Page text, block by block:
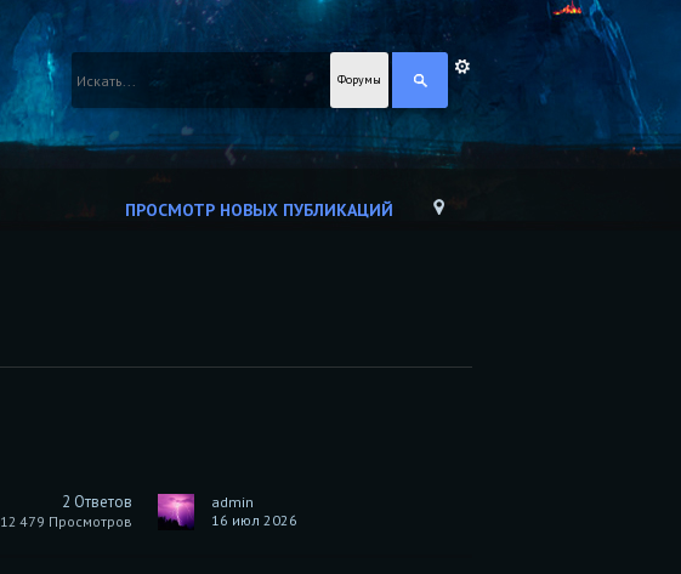
Форумы
ПРОСМОТР НОВЫХ ПУБЛИКАЦИЙ
2 Ответов
12 479 Просмотров
admin
16 июл 2026